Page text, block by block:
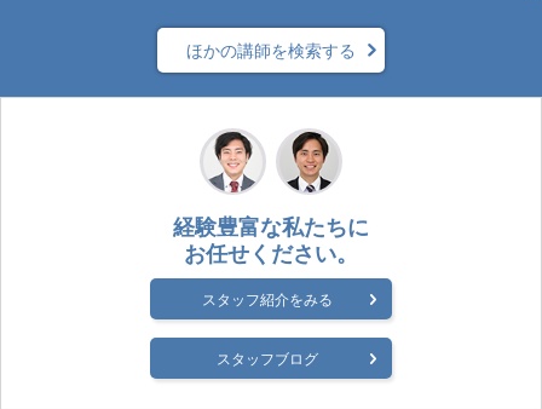
ほかの講師を検索する
経験豊富な私たちに
お任せください。
スタッフ紹介をみる
スタッフブログ